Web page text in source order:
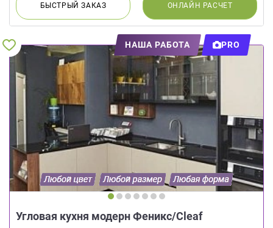
БЫСТРЫЙЗАКАЗ ОНЛАЙН РАСЧЕТ
НАША РАБОТА PRO
Угловая кухня модерн Феникс/Cleaf